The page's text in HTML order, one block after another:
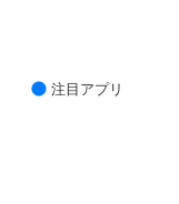
注目アプリ